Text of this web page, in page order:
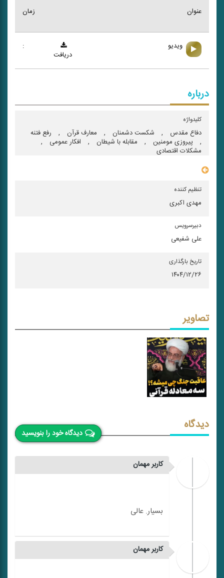
عنوان زمان
ویدیو
:
دریافت
درباره
کلیدواژه
دفاع مقدس , شكست دشمنان , معارف قرآن ,
رفع فتنه
,
پیروزی مومنین , مقابله با شیطان , افكار عمومی
,
مشكلات اقتصادی
تنظیم کننده
مهدی اکبری
دبیرسرویس
علی شفیعی
تاریخ بارگذاری
۱۴۰۴/۱۲/۲۶
تصاویر
دیدگاه خود را بنویسید
دیدگاه
کاربر مهمان
کاربر مهمان